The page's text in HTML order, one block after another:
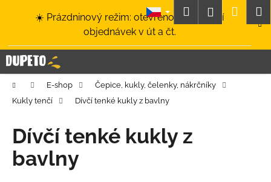
☀️ Prázdninový režim: otevřeno a odesílání
objednávek v út a čt.
HledatPřihlášení
Domů E-shop
Čepice, kukly, čelenky, nákrčníky
Kukly tenčí
Dívčí tenké kukly z bavlny
Dívčí tenké kukly z
bavlny
í
k C
o
p
t
ř
e